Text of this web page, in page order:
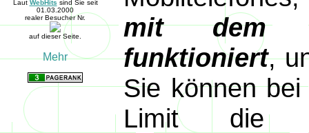
Laut WebHits sind Sie seit
01.03.2000
realer Besucher Nr.
auf dieser Seite.
mit dem
funktioniert,
Sie können
Limit die